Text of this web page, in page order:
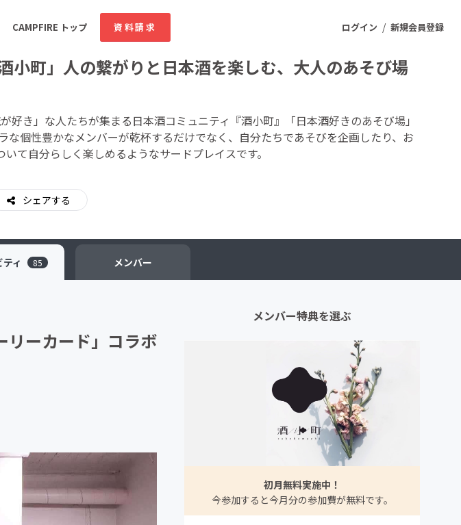
ログイン / 新規会員登録
CAMPFIRE トップ 資料請求
ミュニティ 新着のコミュニティ
フード・飲食店
ビューティー・ヘルスケア
小町」人の繋がりと日本酒を楽しむ、大人のあそび場
好き」な人たちが集まる日本酒コミュニティ『酒小町』「日本酒好きのあそび場」
な個性豊かなメンバーが乾杯するだけでなく、自分たちであそびを企画したり、お
て自分らしく楽しめるようなサードプレイスです。
シェアする
ィ 85 メンバー
ーカード」コラボ
メンバー特典を選ぶ
初月無料実施中！
今参加すると今月分の参加費が無料です。